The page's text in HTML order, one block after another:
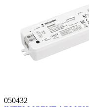
050432